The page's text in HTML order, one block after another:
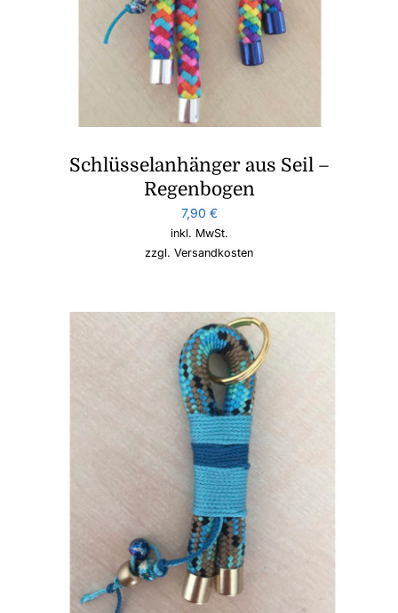
Schlüsselanhänger aus Seil –
Regenbogen
7,90 €
inkl. MwSt.
zzgl. Versandkosten